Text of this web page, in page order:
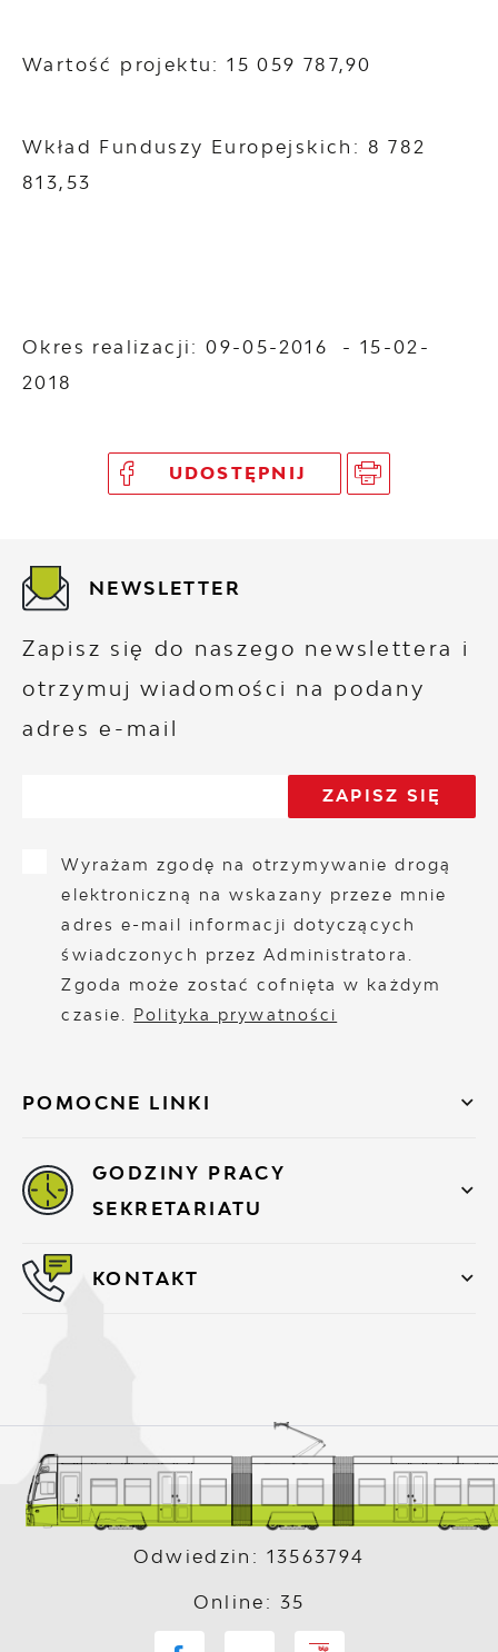
Wartość projektu: 15 059 787,90
Wkład Funduszy Europejskich: 8 782
813,53
Okres realizacji: 09-05-2016 - 15-02-
2018
UDOSTĘPNIJ
POMOCNE LINKI
NEWSLETTER
Zapisz się do naszego newslettera i
otrzymuj wiadomości na podany
adres e-mail
Wyrażam zgodę na otrzymywanie drogą
elektroniczną na wskazany przeze mnie
adres e-mail informacji dotyczących
świadczonych przez Administratora.
Zgoda może zostać cofnięta w każdym
czasie. Polityka prywatności
GODZINY PRACY
SEKRETARIATU
KONTAKT
Odwiedzin: 13563794
Online: 35